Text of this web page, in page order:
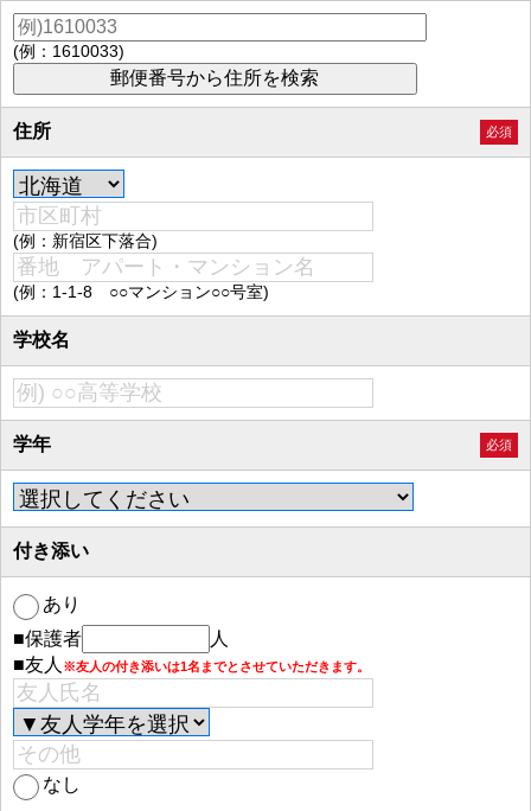
(例：1610033)
住所 必須
(例：新宿区下落合)
(例：1-1-8 ○○マンション○○号室)
学校名
学年 必須
付き添い
あり
■保護者
人
■友人 ※友人の付き添いは1名までとさせていただきます。
なし